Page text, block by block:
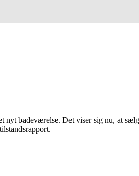
badeværelse. Det viser sig nu, at